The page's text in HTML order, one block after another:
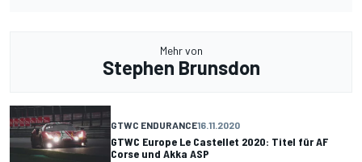
Mehr von
Stephen Brunsdon
GTWC ENDURANCE16.11.2020
GTWC Europe Le Castellet 2020: Titel für AF
Corse und Akka ASP